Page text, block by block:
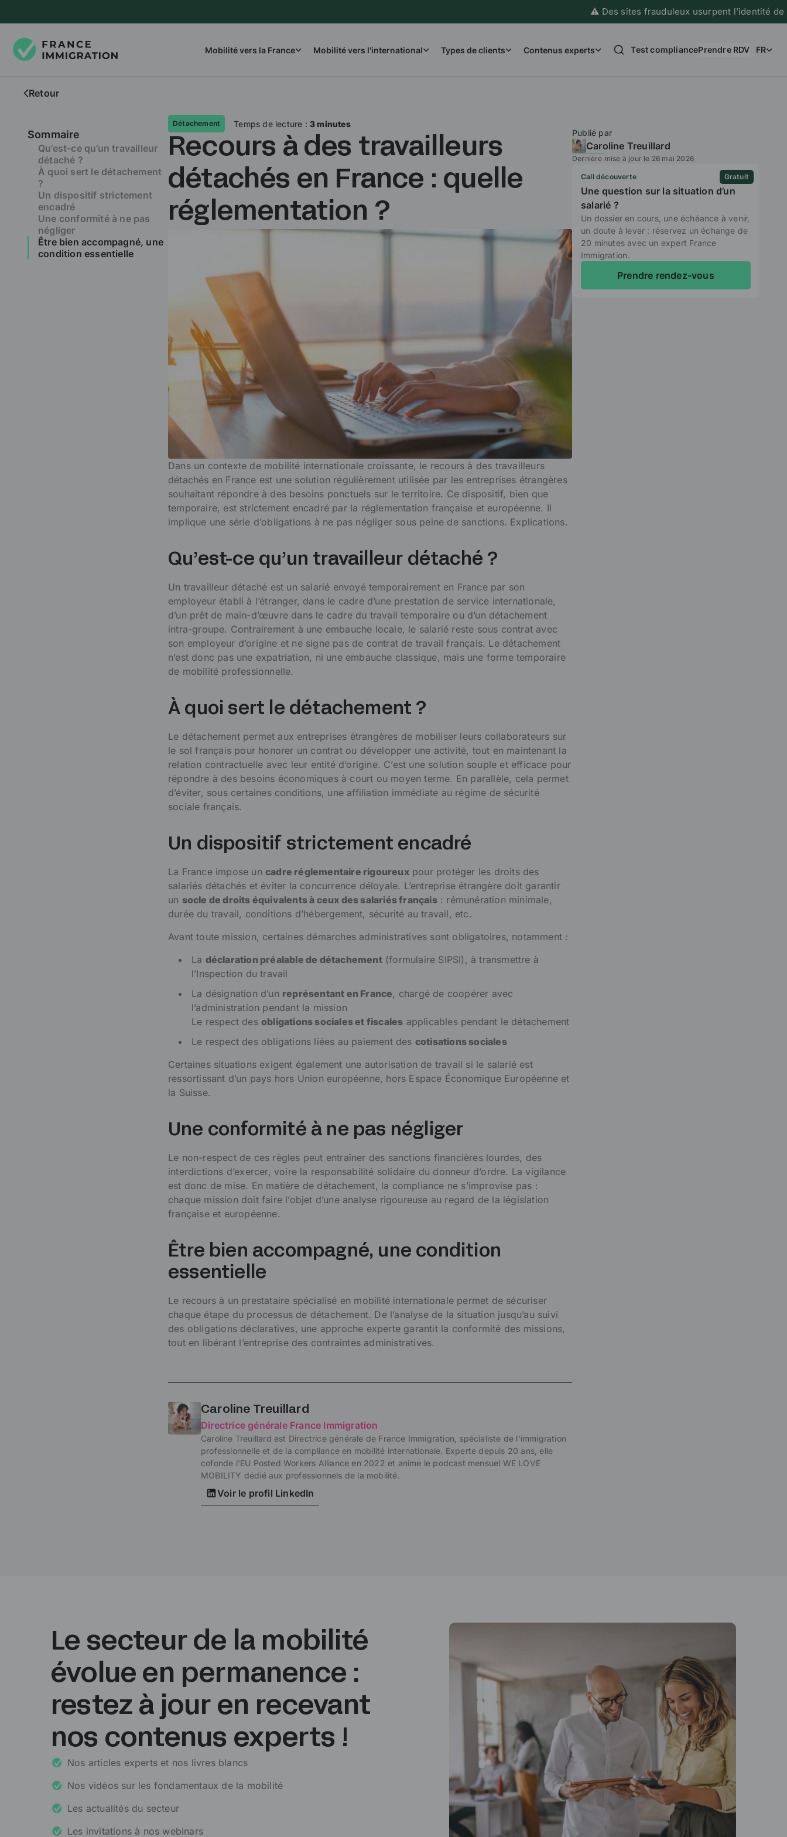
⚠️ Des sites frauduleux usurpent l’identité de France
Mobilité vers la France Mobilité vers l'international Types de clients Contenus experts Test compliancePrendre RDV FR
Retour
Sommaire
Qu’est-ce qu’un travailleur
détaché ?
À quoi sert le détachement
?
Un dispositif strictement
encadré
Une conformité à ne pas
négliger
Être bien accompagné, une
condition essentielle
Détachement Temps de lecture :3 minutes
Recours à des travailleurs
détachés en France : quelle
réglementation ?
Dans un contexte de mobilité internationale croissante, le recours à des travailleurs
détachés en France est une solution régulièrement utilisée par les entreprises étrangères
souhaitant répondre à des besoins ponctuels sur le territoire. Ce dispositif, bien que
temporaire, est strictement encadré par la réglementation française et européenne. Il
implique une série d’obligations à ne pas négliger sous peine de sanctions. Explications.
Qu’est-ce qu’un travailleur détaché ?
Un travailleur détaché est un salarié envoyé temporairement en France par son
employeur établi à l’étranger, dans le cadre d’une prestation de service internationale,
d’un prêt de main-d’œuvre dans le cadre du travail temporaire ou d’un détachement
intra-groupe. Contrairement à une embauche locale, le salarié reste sous contrat avec
son employeur d’origine et ne signe pas de contrat de travail français. Le détachement
n’est donc pas une expatriation, ni une embauche classique, mais une forme temporaire
de mobilité professionnelle.
À quoi sert le détachement ?
Le détachement permet aux entreprises étrangères de mobiliser leurs collaborateurs sur
le sol français pour honorer un contrat ou développer une activité, tout en maintenant la
relation contractuelle avec leur entité d’origine. C’est une solution souple et efficace pour
répondre à des besoins économiques à court ou moyen terme. En parallèle, cela permet
d’éviter, sous certaines conditions, une affiliation immédiate au régime de sécurité
sociale français.
Un dispositif strictement encadré
La France impose un cadre réglementaire rigoureuxpour protéger les droits des
salariés détachés et éviter la concurrence déloyale. L’entreprise étrangère doit garantir
un socle de droits équivalents à ceux des salariés français: rémunération minimale,
durée du travail, conditions d’hébergement, sécurité au travail, etc.
Avant toute mission, certaines démarches administratives sont obligatoires, notamment :
La déclaration préalable de détachement(formulaire SIPSI), à transmettre à
l’Inspection du travail
La désignation d’un représentant en France, chargé de coopérer avec
l’administration pendant la mission
Le respect des obligations sociales et fiscales applicables pendant le détachement
Le respect des obligations liées au paiement des cotisations sociales
Certaines situations exigent également une autorisation de travail si le salarié est
ressortissant d’un pays hors Union européenne, hors Espace Économique Européenne et
la Suisse.
Une conformité à ne pas négliger
Le non-respect de ces règles peut entraîner des sanctions financières lourdes, des
interdictions d’exercer, voire la responsabilité solidaire du donneur d’ordre. La vigilance
est donc de mise. En matière de détachement, la compliance ne s’improvise pas :
chaque mission doit faire l’objet d’une analyse rigoureuse au regard de la législation
française et européenne.
Être bien accompagné, une condition
essentielle
Le recours à un prestataire spécialisé en mobilité internationale permet de sécuriser
chaque étape du processus de détachement. De l’analyse de la situation jusqu’au suivi
des obligations déclaratives, une approche experte garantit la conformité des missions,
tout en libérant l’entreprise des contraintes administratives.
Caroline Treuillard
Directrice générale France Immigration
Caroline Treuillard est Directrice générale de France Immigration, spécialiste de l'immigration
professionnelle et de la compliance en mobilité internationale. Experte depuis 20 ans, elle
cofonde l'EU Posted Workers Alliance en 2022 et anime le podcast mensuel WE LOVE
MOBILITY dédié aux professionnels de la mobilité.
Voir le profil LinkedIn
Publié par
Caroline Treuillard
Dernière mise à jour le 26 mai 2026
Call découverte Gratuit
Une question sur la situation d’un
salarié ?
Un dossier en cours, une échéance à venir,
un doute à lever : réservez un échange de
20 minutes avec un expert France
Immigration.
Prendre rendez-vous
Le secteur de la mobilité
évolue en permanence :
restez à jour en recevant
nos contenus experts !
Nos articles experts et nos livres blancs
Nos vidéos sur les fondamentaux de la mobilité
Les actualités du secteur
Les invitations à nos webinars